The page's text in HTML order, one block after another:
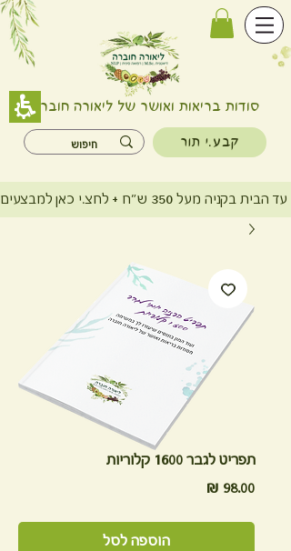
סודות בריאות ואושר של ליאורה חוברה
קבע.י תור
ש"ח + לחצ.י כאן למבצעים
תפריט לגבר 1600 קלוריות
הוספה לסל